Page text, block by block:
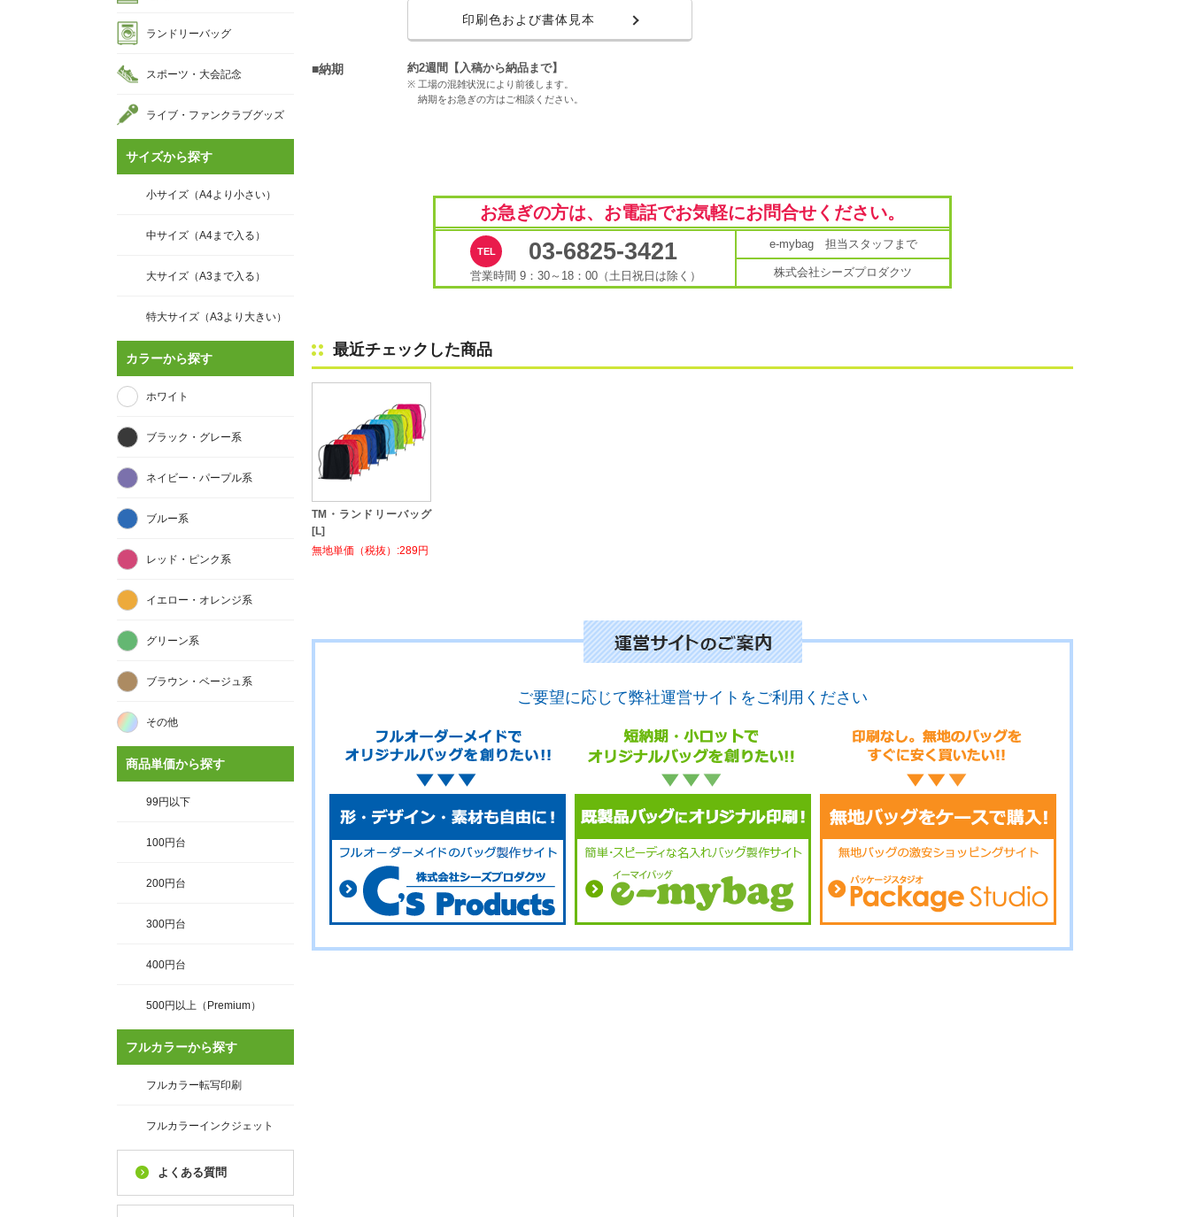
印刷色および書体見本
■納期 約2週間【入稿から納品まで】
工場の混雑状況により前後します。
納期をお急ぎの方はご相談ください。
お急ぎの方は、お電話でお気軽にお問合せください。
03-6825-3421
営業時間 9：30～18：00（土日祝日は除く）
e-mybag 担当スタッフまで
株式会社シーズプロダクツ
最近チェックした商品
TM・ランドリーバッグ
[L]
無地単価（税抜）:289円
ご要望に応じて弊社運営サイトをご利用ください
ランドリーバッグ
スポーツ・大会記念
ライブ・ファンクラブグッズ
サイズから探す
小サイズ（A4より小さい）
中サイズ（A4まで入る）
大サイズ（A3まで入る）
特大サイズ（A3より大きい）
カラーから探す
ホワイト
ブラック・グレー系
ネイビー・パープル系
ブルー系
レッド・ピンク系
イエロー・オレンジ系
グリーン系
ブラウン・ベージュ系
その他
商品単価から探す
99円以下
100円台
200円台
300円台
400円台
500円以上（Premium）
フルカラーから探す
フルカラー転写印刷
フルカラーインクジェット
よくある質問